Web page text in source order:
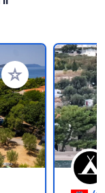
Ajouter à vos